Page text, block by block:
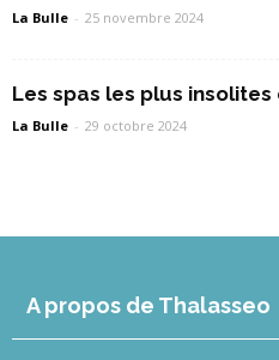
La Bulle - 25 novembre 2024
Les spas les plus
La Bulle - 29 octobre 2024
A propos de Thalasseo